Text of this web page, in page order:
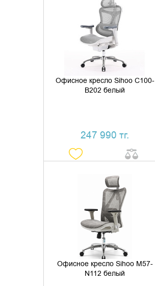
Офисное кресло Sihoo C100-
B202 белый
247 990 тг.
ДОБАВИТЬ В КОРЗИНУ
КУПИТЬ В 1 КЛИК
Офисное кресло Sihoo M57-
N112 белый
УТОЧНИТЬ НАЛИЧИЕ